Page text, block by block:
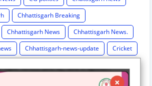
Chhattisgarh Breaking
Chhattisgarh News
Chhattisgarh News.
Chhattisgarh-news-update
Cricket
High Cour